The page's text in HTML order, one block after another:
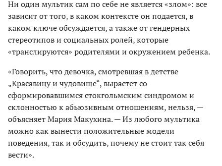
Ни один мультик сам по себе не является «злом»: все
зависит от того, в каком контексте он подается, в
каком ключе обсуждается, а также от гендерных
стереотипов и социальных ролей, которые
«транслируются» родителями и окружением ребенка.
«Говорить, что девочка, смотревшая в детстве
„Красавицу и чудовище“, вырастет со
сформировавшимся стокгольмским синдромом и
склонностью к абьюзивным отношениям, нельзя, —
объясняет Мария Макухина. — Из любого мультика
можно как вынести положительные модели
поведения, так и обсудить, почему не стоит так себя
вести».